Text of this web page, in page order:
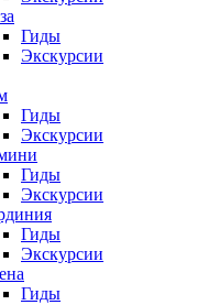
Гиды
Экскурсии
Гиды
Экскурсии
Гиды
Экскурсии
Гиды
Экскурсии
Гиды